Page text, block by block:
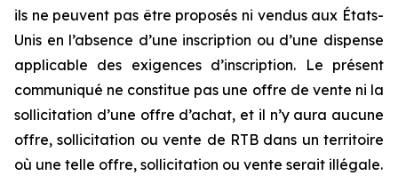
ils ne peuvent pas être proposés ni vendus aux États-
Unis en l’absence d’une inscription ou d’une dispense
applicable des exigences d’inscription. Le présent
communiqué ne constitue pas une offre de vente ni la
sollicitation d’une offre d’achat, et il n’y aura aucune
offre, sollicitation ou vente de RTB dans un territoire
où une telle offre, sollicitation ou vente serait illégale.